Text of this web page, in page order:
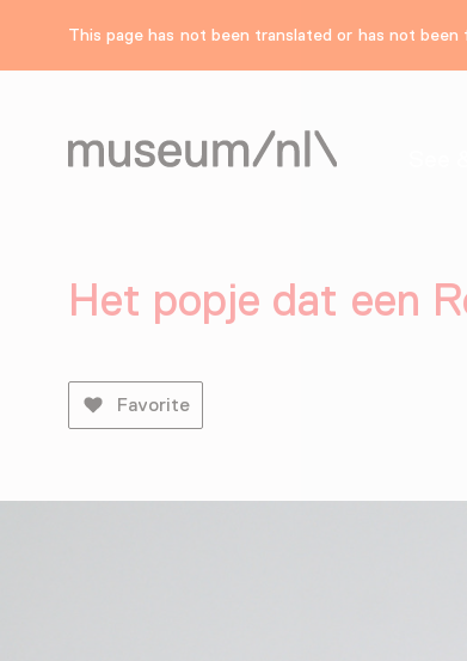
This page has not been translated or has not been
Het popje dat een
Favorite